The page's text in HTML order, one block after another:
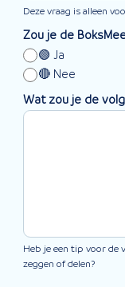
Deze vraag is alleen
Zou je de
🟢 Ja
🔴 Nee
Wat zou je de
Heb je een tip voor de
zeggen of delen?